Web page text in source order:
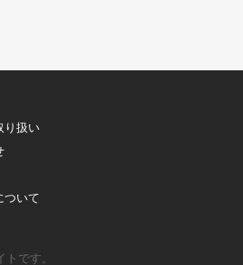
り扱い
ついて
です。